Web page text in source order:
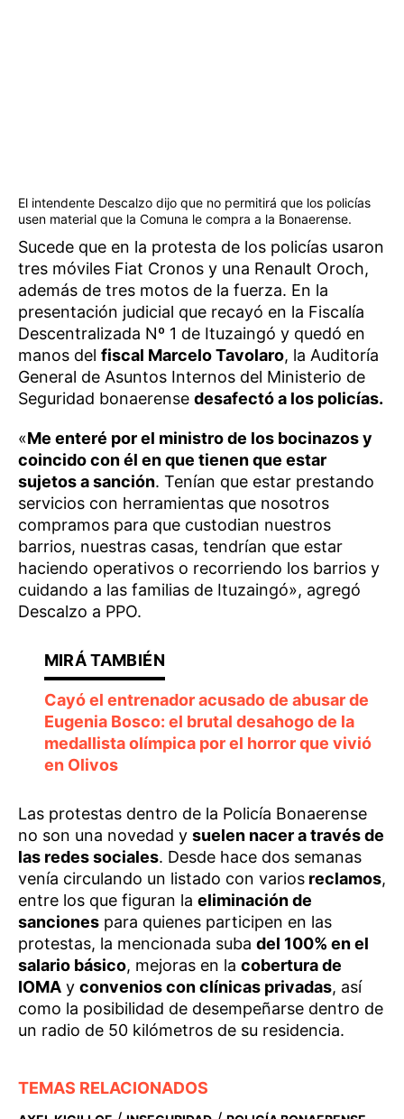
El intendente Descalzo dijo que no permitirá que los policías
usen material que la Comuna le compra a la Bonaerense.
Sucede que en la protesta de los policías usaron
tres móviles Fiat Cronos y una Renault Oroch,
además de tres motos de la fuerza. En la
presentación judicial que recayó en la Fiscalía
Descentralizada Nº 1 de Ituzaingó y quedó en
manos del fiscal Marcelo Tavolaro, la Auditoría
General de Asuntos Internos del Ministerio de
Seguridad bonaerense desafectó a los policías.
«Me enteré por el ministro de los bocinazos y
coincido con él en que tienen que estar
sujetos a sanción. Tenían que estar prestando
servicios con herramientas que nosotros
compramos para que custodian nuestros
barrios, nuestras casas, tendrían que estar
haciendo operativos o recorriendo los barrios y
cuidando a las familias de Ituzaingó», agregó
Descalzo a PPO.
Cayó el entrenador acusado de abusar de
Eugenia Bosco: el brutal desahogo de la
medallista olímpica por el horror que vivió
en Olivos
Las protestas dentro de la Policía Bonaerense
no son una novedad y suelen nacer a través de
las redes sociales. Desde hace dos semanas
venía circulando un listado con varios reclamos,
entre los que figuran la eliminación de
sanciones para quienes participen en las
protestas, la mencionada suba del 100% en el
salario básico, mejoras en la cobertura de
IOMA y convenios con clínicas privadas, así
como la posibilidad de desempeñarse dentro de
un radio de 50 kilómetros de su residencia.
TEMAS RELACIONADOS